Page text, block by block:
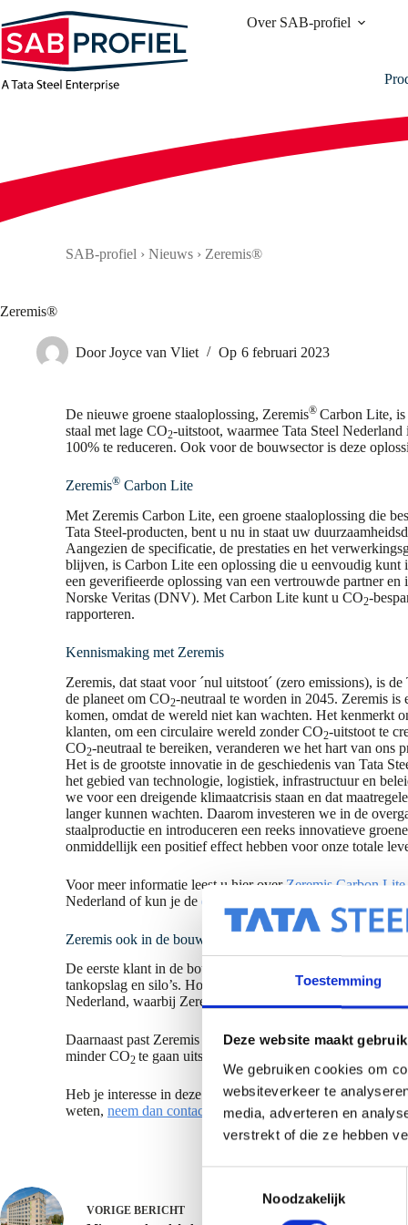
Toestemming
Deze website maakt
We gebruiken cookies om
websiteverkeer te
media, adverteren en
verstrekt of die ze hebben
Noodzakelijk
naar
de
inhoud
Over SAB-profiel
SAB-profiel › Nieuws › Zeremis®
Zeremis®
Door Joyce van Vliet Op 6 februari 2023
De nieuwe groene staaloplossing, Zeremis® Carbon Lite, is
staal met lage CO2-uitstoot, waarmee Tata Steel Nederland
100% te reduceren. Ook voor de bouwsector is deze
Zeremis® Carbon Lite
Met Zeremis Carbon Lite, een groene staaloplossing die
Tata Steel-producten, bent u nu in staat uw
Aangezien de specificatie, de prestaties en het
blijven, is Carbon Lite een oplossing die u eenvoudig kunt
een geverifieerde oplossing van een vertrouwde partner
Norske Veritas (DNV). Met Carbon Lite kunt u CO2-
rapporteren.
Kennismaking met Zeremis
Zeremis, dat staat voor ´nul uitstoot´ (zero emissions), is
de planeet om CO2-neutraal te worden in 2045. Zeremis is
komen, omdat de wereld niet kan wachten. Het kenmerkt
klanten, om een circulaire wereld zonder CO2-uitstoot te
CO2-neutraal te bereiken, veranderen we het hart van ons
Het is de grootste innovatie in de geschiedenis van Tata
het gebied van technologie, logistiek, infrastructuur en
we voor een dreigende klimaatcrisis staan en dat
langer kunnen wachten. Daarom investeren we in de
staalproductie en introduceren een reeks innovatieve
onmiddellijk een positief effect hebben voor onze totale
Voor meer informatie leest u hier over Zeremis Carbon Lite
Nederland of kun je de (Engelstalige) presentatie
Zeremis ook in de bouwsector
De eerste klant in de bouwsector is Permastore. Een
tankopslag en silo’s. Hopelijk volgen er snel meer
Nederland, waarbij Zeremis is toegepast.
Daarnaast past Zeremis ook goed bij de plannen van het
minder CO2 te gaan uitstoten.
Heb je interesse in deze duurzame CO2 neutrale oplossing
weten, neem dan contact met ons op.
VORIGE BERICHT